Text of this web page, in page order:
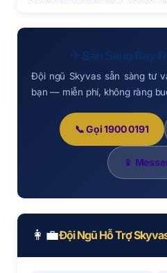
✈ Sẵn Sàng Bay
Đội ngũ Skyvas sẵn sàng tư
bạn — miễn phí, không ràng
📞 Gọi 1900 0191
📱
👩‍💼Đội Ngũ Hỗ Trợ